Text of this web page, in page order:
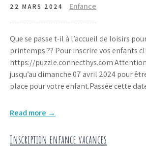
22 MARS 2024 Enfance
Que se passe t-il à l’accueil de loisirs
printemps ?? Pour inscrire vos enfants
https://puzzle.connecthys.com Attention
jusqu’au dimanche 07 avril 2024 pour
place pour votre enfant.Passée cette
Read more →
Inscription enfance vacances